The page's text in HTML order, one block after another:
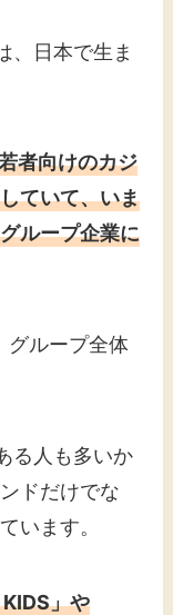
、日本で生ま
者向けのカジ
ていて、いま
ループ企業に
グループ全体
る人も多いか
ドだけでな
います。
」や